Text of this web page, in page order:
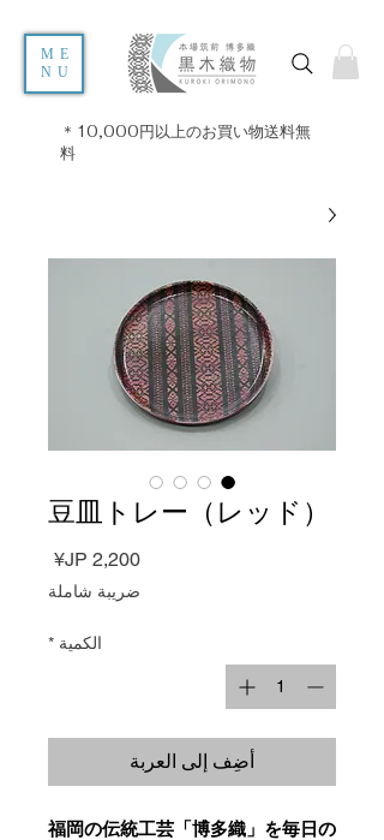
ME
NU
＊10,000円以上のお買い物送料無
料
豆皿トレー（レッド）
السعر
ضريبة شاملة
الكمية *
أضِف إلى العربة
福岡の伝統工芸「博多織」を毎日の